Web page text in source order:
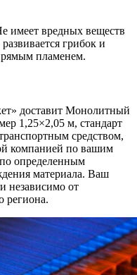
имеет вредных веществ
грибок и
пламенем.
доставит Монолитный
1,25×2,05 м, стандарт
средством,
компанией по вашим
определенным
материала. Ваш
независимо от
региона.